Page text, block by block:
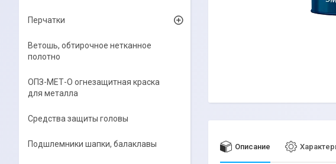
Описание
Перчатки
Ветошь, обтирочное нетканное
полотно
ОПЗ-МЕТ-О огнезащитная краска
для металла
Средства защиты головы
Подшлемники шапки, балаклавы